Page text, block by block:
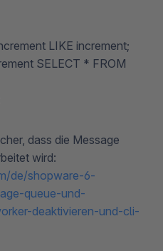
LIKE increment;
SELECT * FROM
dass die Message
wird:
de/shopware-6-
queue-und-
deaktivieren-und-cli-